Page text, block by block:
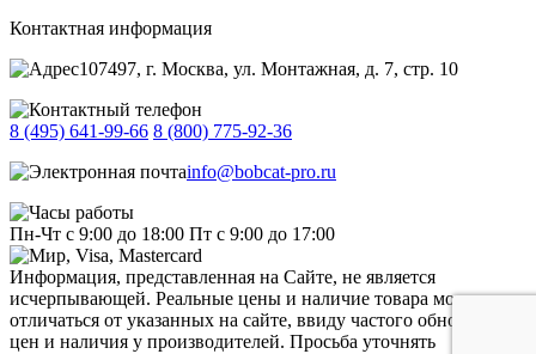
Контактная информация
107497, г. Москва, ул. Монтажная, д. 7, стр. 10
8 (495) 641-99-66 8 (800) 775-92-36
info@bobcat-pro.ru
Пн-Чт с 9:00 до 18:00 Пт с 9:00 до 17:00
Информация, представленная на Сайте, не является
исчерпывающей. Реальные цены и наличие товара могут
отличаться от указанных на сайте, ввиду частого обновления
цен и наличия у производителей. Просьба уточнять